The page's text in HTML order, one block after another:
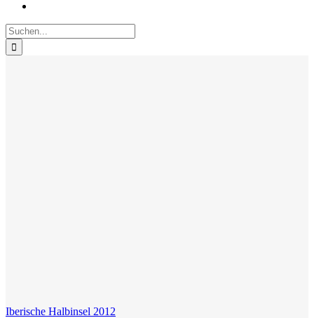
Suche
nach:
Iberische Halbinsel 2012